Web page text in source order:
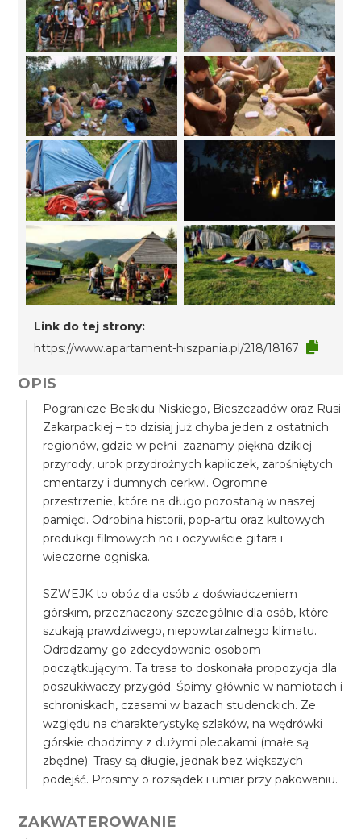
Link do tej strony:
https://www.apartament-hiszpania.pl/218/18167
OPIS
Pogranicze Beskidu Niskiego, Bieszczadów oraz Rusi
Zakarpackiej – to dzisiaj już chyba jeden z ostatnich
regionów, gdzie w pełni zaznamy piękna dzikiej
przyrody, urok przydrożnych kapliczek, zarośniętych
cmentarzy i dumnych cerkwi. Ogromne
przestrzenie, które na długo pozostaną w naszej
pamięci. Odrobina historii, pop-artu oraz kultowych
produkcji filmowych no i oczywiście gitara i
wieczorne ogniska.
SZWEJK to obóz dla osób z doświadczeniem
górskim, przeznaczony szczególnie dla osób, które
szukają prawdziwego, niepowtarzalnego klimatu.
Odradzamy go zdecydowanie osobom
początkującym. Ta trasa to doskonała propozycja dla
poszukiwaczy przygód. Śpimy głównie w namiotach i
schroniskach, czasami w bazach studenckich. Ze
względu na charakterystykę szlaków, na wędrówki
górskie chodzimy z dużymi plecakami (małe są
zbędne). Trasy są długie, jednak bez większych
podejść. Prosimy o rozsądek i umiar przy pakowaniu.
ZAKWATEROWANIE